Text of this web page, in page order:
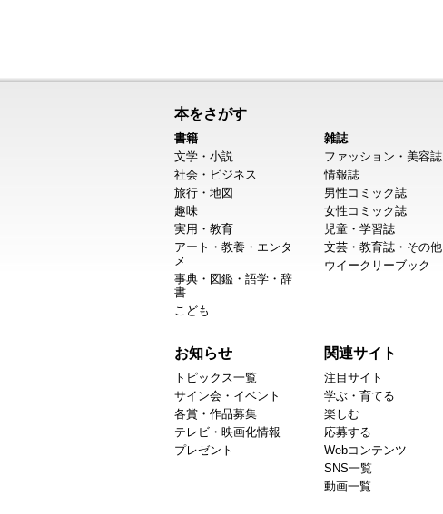
本をさがす
書籍
文学・小説
社会・ビジネス
旅行・地図
趣味
実用・教育
アート・教養・エンタ
メ
事典・図鑑・語学・辞
書
こども
雑誌
ファッション・美容誌
情報誌
男性コミック誌
女性コミック誌
児童・学習誌
文芸・教育誌・その他
ウイークリーブック
お知らせ
トピックス一覧
サイン会・イベント
各賞・作品募集
テレビ・映画化情報
プレゼント
関連サイト
注目サイト
学ぶ・育てる
楽しむ
応募する
Webコンテンツ
SNS一覧
動画一覧